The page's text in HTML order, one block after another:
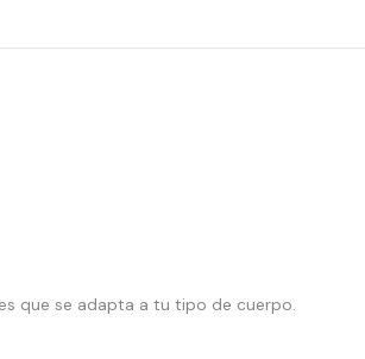
que se adapta a tu tipo de cuerpo.Expected